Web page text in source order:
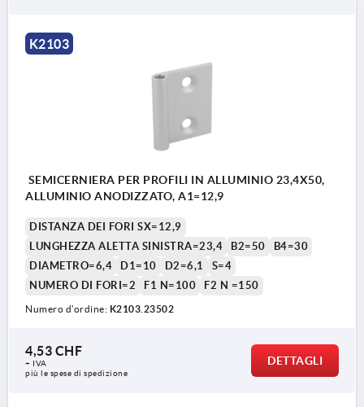
K2103
SEMICERNIERA PER PROFILI IN ALLUMINIO 23,4X50,
ALLUMINIO ANODIZZATO, A1=12,9
DISTANZA DEI FORI SX=12,9
LUNGHEZZA ALETTA SINISTRA=23,4
B2=50
B4=30
DIAMETRO=6,4
D1=10 D2=6,1
S=4
NUMERO DI FORI=2
F1 N=100 F2 N =150
Numero d’ordine: K2103.23502
4,53 CHF
+ IVA
più le spese di spedizione
DETTAGLI